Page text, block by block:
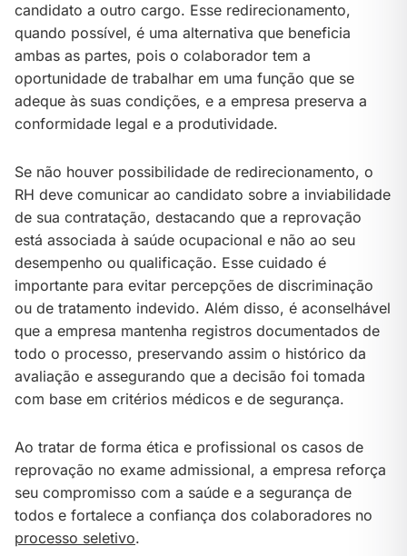
candidato a outro cargo. Esse redirecionamento,
quando possível, é uma alternativa que beneficia
ambas as partes, pois o colaborador tem a
oportunidade de trabalhar em uma função que se
adeque às suas condições, e a empresa preserva a
conformidade legal e a produtividade.
Se não houver possibilidade de redirecionamento, o
RH deve comunicar ao candidato sobre a inviabilidade
de sua contratação, destacando que a reprovação
está associada à saúde ocupacional e não ao seu
desempenho ou qualificação. Esse cuidado é
importante para evitar percepções de discriminação
ou de tratamento indevido. Além disso, é aconselhável
que a empresa mantenha registros documentados de
todo o processo, preservando assim o histórico da
avaliação e assegurando que a decisão foi tomada
com base em critérios médicos e de segurança.
Ao tratar de forma ética e profissional os casos de
reprovação no exame admissional, a empresa reforça
seu compromisso com a saúde e a segurança de
todos e fortalece a confiança dos colaboradores no
processo seletivo.